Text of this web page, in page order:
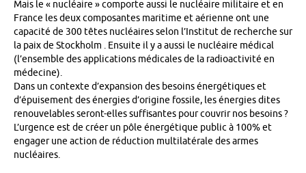
Mais le « nucléaire » comporte aussi le nucléaire militaire et en
France les deux composantes maritime et aérienne ont une
capacité de 300 têtes nucléaires selon l’Institut de recherche sur
la paix de Stockholm . Ensuite il y a aussi le nucléaire médical
(l’ensemble des applications médicales de la radioactivité en
médecine).
Dans un contexte d’expansion des besoins énergétiques et
d’épuisement des énergies d’origine fossile, les énergies dites
renouvelables seront-elles suffisantes pour couvrir nos besoins ?
L’urgence est de créer un pôle énergétique public à 100% et
engager une action de réduction multilatérale des armes
nucléaires.